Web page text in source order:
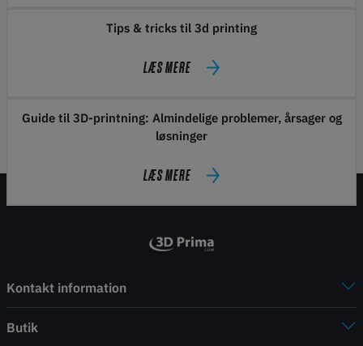
Tips & tricks til 3d printing
LÆS MERE
Guide til 3D-printning: Almindelige problemer, årsager og
løsninger
LÆS MERE
Kontakt information
Butik